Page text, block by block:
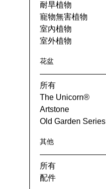
耐旱植物
寵物無害植物
室內植物
室外植物
花盆
所有
The Unicorn®
Artstone
Old Garden Series
其他
所有
配件